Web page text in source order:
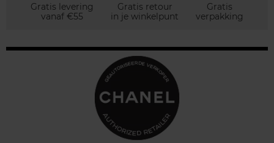
Gratis levering
vanaf €55
Gratis retour
in je winkelpunt
Gratis
verpakking